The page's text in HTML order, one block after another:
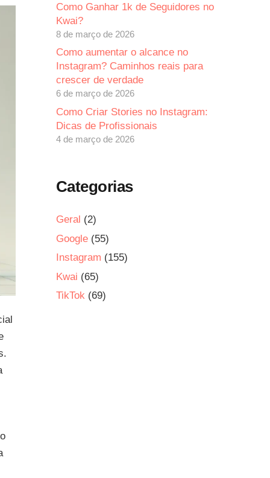
Como Ganhar 1k de Seguidores no
Kwai?
8 de março de 2026
Como aumentar o alcance no
Instagram? Caminhos reais para
crescer de verdade
6 de março de 2026
Como Criar Stories no Instagram:
Dicas de Profissionais
4 de março de 2026
Categorias
Geral (2)
Google(55)
Instagram (155)
Kwai (65)
TikTok(69)